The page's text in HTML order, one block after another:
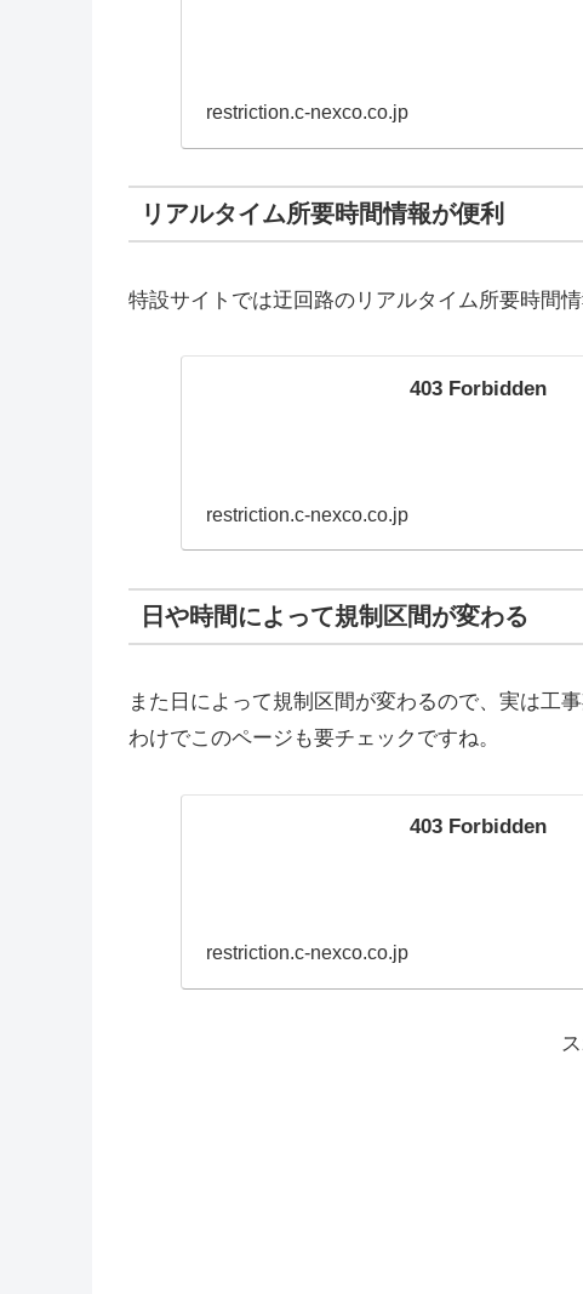
restriction.c-nexco.co.jp
リアルタイム所要時間情報が便利
特設サイトでは迂回路のリアルタイム所要時間
403 Forbidden
restriction.c-nexco.co.jp
日や時間によって規制区間が変わる
また日によって規制区間が変わるので、実は工
わけでこのページも要チェックですね。
403 Forbidden
restriction.c-nexco.co.jp